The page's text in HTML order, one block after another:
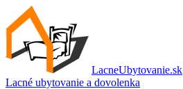
LacneUbytovanie.sk
Lacné ubytovanie a dovolenka